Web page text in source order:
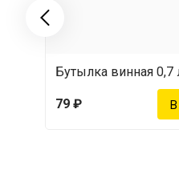
Бутылка винная 0,7
79 ₽